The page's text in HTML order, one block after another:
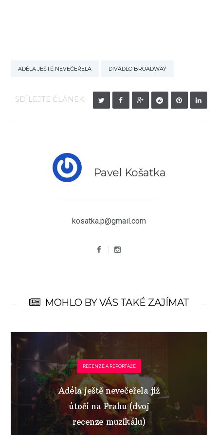
ADÉLA JEŠTĚ NEVEČEŘELA DIVADLO BROADWAY
SDÍLEJTE ČLÁNEK:
Pavel Košatka
kosatka.p@gmail.com
MOHLO BY VÁS TAKÉ ZAJÍMAT
RECENZE A REPORTÁŽE
Adéla ještě nevečeřela již
útočí na Prahu (dvoj
recenze muzikálu)